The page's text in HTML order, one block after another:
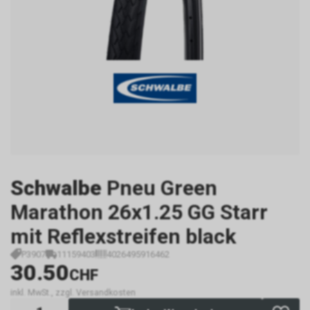
Schwalbe Pneu Green
Marathon 26x1.25 GG Starr
mit Reflexstreifen black
P3907 11159403 4026495916462
30.50CHF
inkl. MwSt., zzgl. Versandkosten